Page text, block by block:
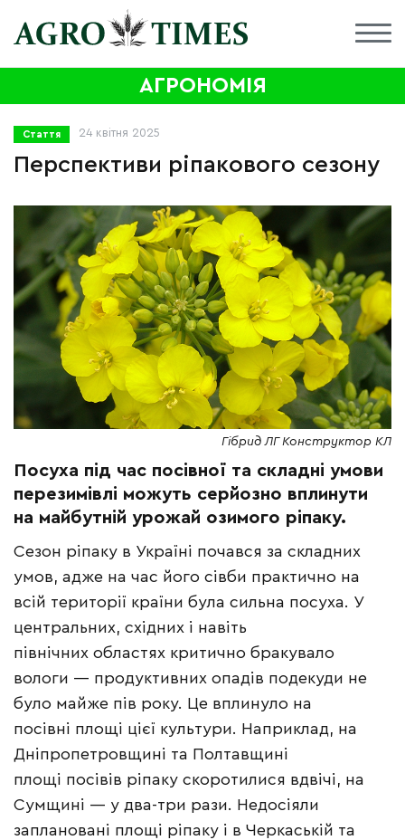
АГРОНОМІЯ
Стаття 24 квітня 2025
Перспективи ріпакового сезону
Гібрид ЛГ Конструктор КЛ
Посуха під час посівної та складні умови
перезимівлі можуть серйозно вплинути
на майбутній урожай озимого ріпаку.
Cезон ріпаку в Україні почався за складних
умов, адже на час його сівби практично на
всій території країни була сильна посуха. У
центральних, східних і навіть
північних областях критично бракувало
вологи — продуктивних опадів подекуди не
було майже пів року. Це вплинуло на
посівні площі цієї культури. Наприклад, на
Дніпропетровщині та Полтавщині
площі посівів ріпаку скоротилися вдвічі, на
Сумщині — у два-три рази. Недосіяли
заплановані площі ріпаку і в Черкаській та